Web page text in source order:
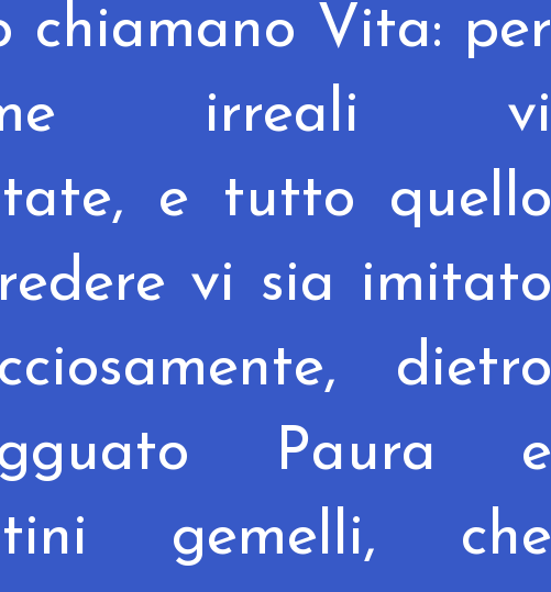
chiamano Vita: per
irreali vi
e tutto quello
vi sia imitato
dietro
Paura e
gemelli, che